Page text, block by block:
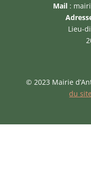
Mail:
Lieu-
© 2023 Mairie
du